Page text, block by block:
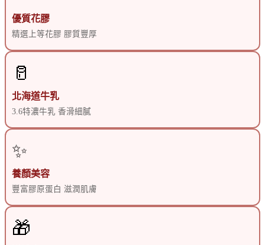
優質花膠
精選上等花膠 膠質豐厚
🥛
北海道牛乳
3.6特濃牛乳 香滑細膩
✨
養顏美容
豐富膠原蛋白 滋潤肌膚
🎁